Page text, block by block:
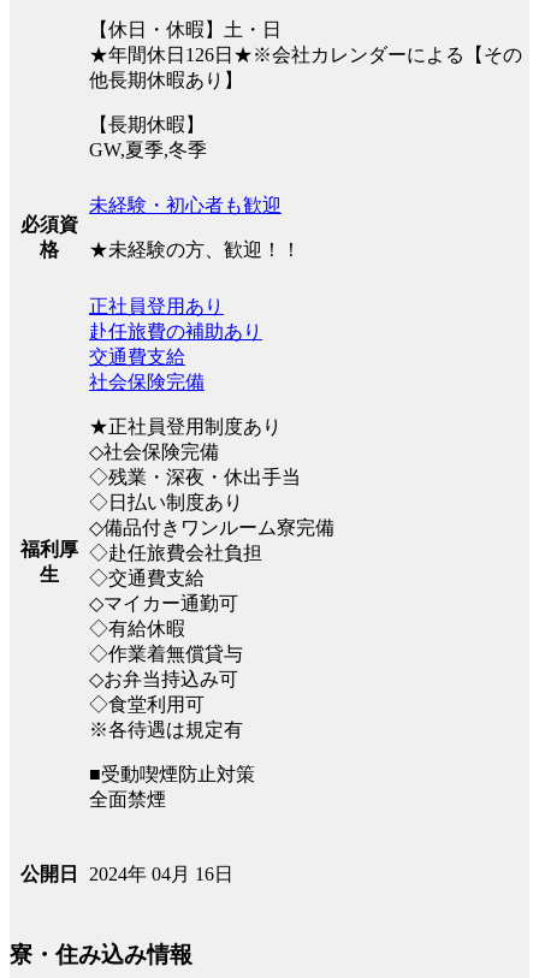
【休日・休暇】土・日
★年間休日126日★※会社カレンダーによる【その
他長期休暇あり】
【長期休暇】
GW,夏季,冬季
必須資
格
未経験・初心者も歓迎
★未経験の方、歓迎！！
福利厚
生
正社員登用あり
赴任旅費の補助あり
交通費支給
社会保険完備
★正社員登用制度あり
◇社会保険完備
◇残業・深夜・休出手当
◇日払い制度あり
◇備品付きワンルーム寮完備
◇赴任旅費会社負担
◇交通費支給
◇マイカー通勤可
◇有給休暇
◇作業着無償貸与
◇お弁当持込み可
◇食堂利用可
※各待遇は規定有
■受動喫煙防止対策
全面禁煙
公開日 2024年 04月 16日
寮・住み込み情報